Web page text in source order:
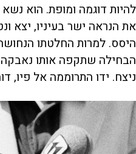
להיות דוגמה ומופת. הוא
את הנראה ישר בעיניו, יצא
היסס. למרות החלטתו
הבחילה שתקפה אותו נאבקה
ניצח. ידו התרוממה אל פיו,